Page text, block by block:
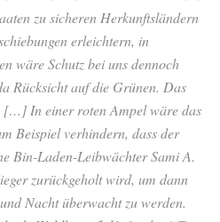
zu sicheren Herkunftsländern
erleichtern, in
wäre Schutz bei uns dennoch
Rücksicht auf die Grünen. Das
In einer roten Ampel wäre das
Beispiel verhindern, dass der
Bin-Laden-Leibwächter Sami A.
zurückgeholt wird, um dann
Nacht überwacht zu werden.